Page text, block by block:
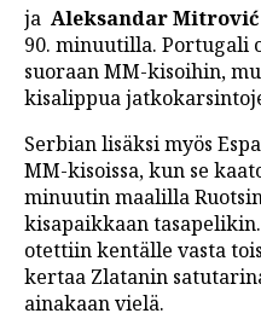
ja Aleksandar Mitrović
90. minuutilla. Portugali
suoraan MM-kisoihin,
kisalippua
Serbian lisäksi myös
MM-kisoissa, kun se
minuutin maalilla
kisapaikkaan tasapelikin.
otettiin kentälle vasta
kertaa Zlatanin
ainakaan vielä.